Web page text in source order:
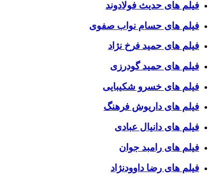
فیلم های حدیث فولادوند
فیلم های حسام نواب صفوی
فیلم های حمید فرخ نژاد
فیلم های حمید گودرزی
فیلم های خسرو شکیبایی
فیلم های داریوش فرهنگ
فیلم های دانیال عبادی
فیلم های رامبد جوان
فیلم های رضا داوودنژاد